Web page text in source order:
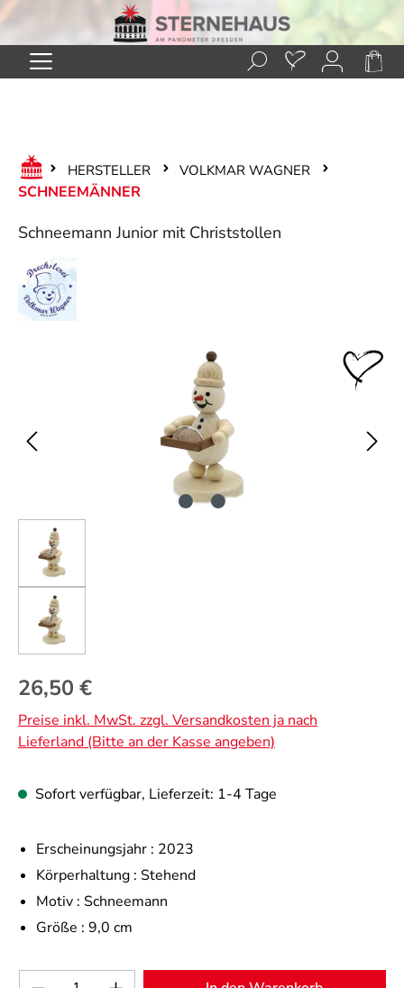
Zum Hauptinhalt springen
HERSTELLER VOLKMAR WAGNER
SCHNEEMÄNNER
Schneemann Junior mit Christstollen
Regulärer Preis:
26,50 €
Preise inkl. MwSt. zzgl. Versandkosten ja nach
Lieferland (Bitte an der Kasse angeben)
Sofort verfügbar, Lieferzeit: 1-4 Tage
Erscheinungsjahr : 2023
Körperhaltung : Stehend
Motiv : Schneemann
Größe : 9,0 cm